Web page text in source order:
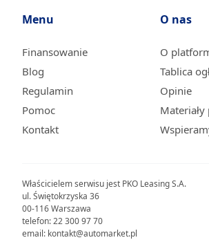
Właścicielem serwisu jest PKO Leasing S.A.
ul. Świętokrzyska 36
00-116 Warszawa
telefon: 22 300 97 70
email: kontakt@automarket.pl
Menu
Finansowanie
Blog
Regulamin
Pomoc
Kontakt
O nas
O
Tablica
Opinie